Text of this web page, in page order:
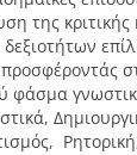
της κριτικής
δεξιοτήτων
φάσμα